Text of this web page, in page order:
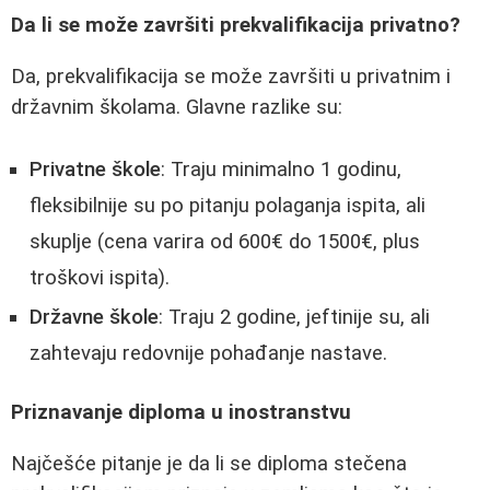
Da li se može završiti prekvalifikacija privatno?
Da, prekvalifikacija se može završiti u privatnim i
državnim školama. Glavne razlike su:
Privatne škole: Traju minimalno 1 godinu,
fleksibilnije su po pitanju polaganja ispita, ali
skuplje (cena varira od 600€ do 1500€, plus
troškovi ispita).
Državne škole: Traju 2 godine, jeftinije su, ali
zahtevaju redovnije pohađanje nastave.
Priznavanje diploma u inostranstvu
Najčešće pitanje je da li se diploma stečena